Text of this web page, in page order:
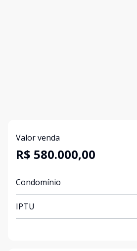
Valor venda
R$ 580.000,00
Condomínio
IPTU